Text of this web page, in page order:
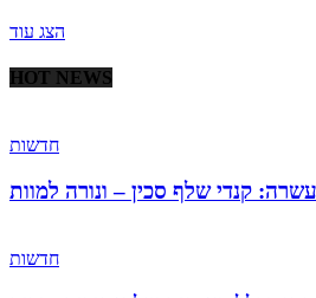
הצג עוד
HOT NEWS
חדשות
קנדי שלף סכין – ונורה למוות
חדשות